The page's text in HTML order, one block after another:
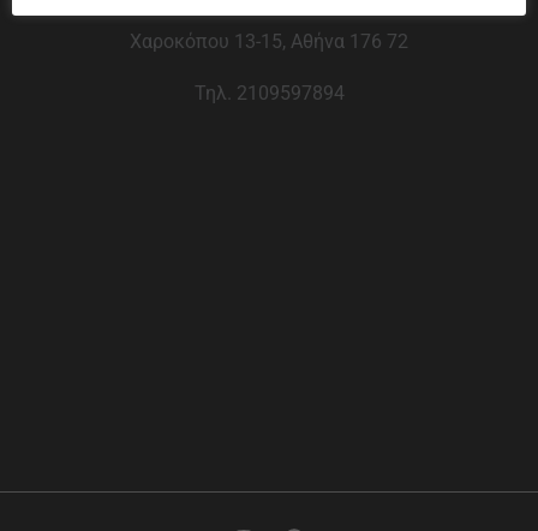
Χαροκόπου 13-15, Αθήνα 176 72
Τηλ. 2109597894